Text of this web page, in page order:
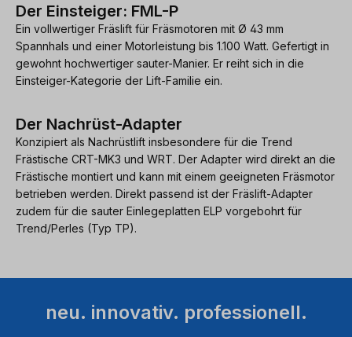
Der Einsteiger: FML-P
Ein vollwertiger Fräslift für Fräsmotoren mit Ø 43 mm
Spannhals und einer Motorleistung bis 1.100 Watt. Gefertigt in
gewohnt hochwertiger sauter-Manier. Er reiht sich in die
Einsteiger-Kategorie der Lift-Familie ein.
Der Nachrüst-Adapter
Konzipiert als Nachrüstlift insbesondere für die Trend
Frästische CRT-MK3 und WRT. Der Adapter wird direkt an die
Frästische montiert und kann mit einem geeigneten Fräsmotor
betrieben werden. Direkt passend ist der Fräslift-Adapter
zudem für die sauter Einlegeplatten ELP vorgebohrt für
Trend/Perles (Typ TP).
neu. innovativ. professionell.